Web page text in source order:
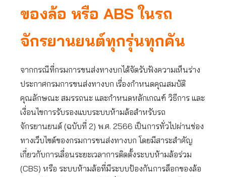
ของล้อ หรือ ABS ในรถ
จักรยานยนต์ทุกรุ่นทุกคัน
จากกรณีที่กรมการขนส่งทางบกได้จัดรับฟังความเห็นร่าง
ประกาศกรมการขนส่งทางบก เรื่องกำหนดคุณสมบัติ
คุณลักษณะ สมรรถนะ และกำหนดหลักเกณฑ์ วิธีการ และ
เงื่อนไขการรับรองแบบระบบห้ามล้อสำหรับรถ
จักรยานยนต์ (ฉบับที่ 2) พ.ศ. 2566 เป็นการทั่วไปผ่านช่อง
ทางเว็บไซต์ของกรมการขนส่งทางบก โดยมีสาระสำคัญ
เกี่ยวกับการเลื่อนระยะเวลาการติดตั้งระบบห้ามล้อร่วม
(CBS) หรือ ระบบห้ามล้อที่มีระบบป้องกันการล็อกของล้อ